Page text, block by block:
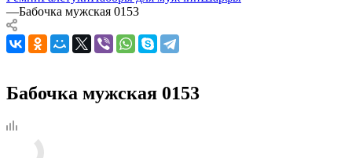
—Бабочка мужская 0153
Бабочка мужская 0153